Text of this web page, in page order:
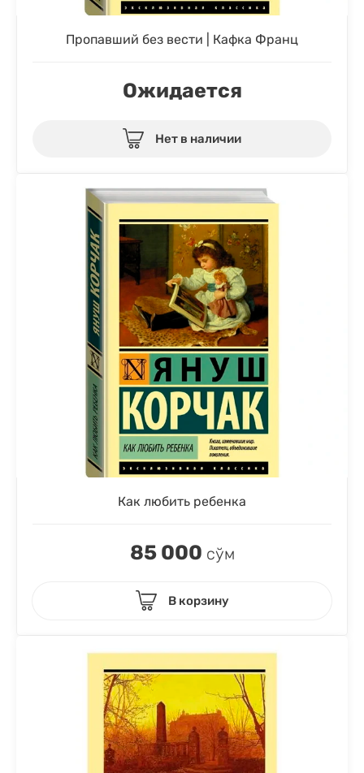
Пропавший без вести | Кафка Франц
Ожидается
Нет в наличии
Как любить ребенка
85 000 сўм
В корзину